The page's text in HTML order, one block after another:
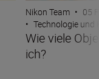
Nikon Team • 05
• Technologie und
Wie viele
ich?